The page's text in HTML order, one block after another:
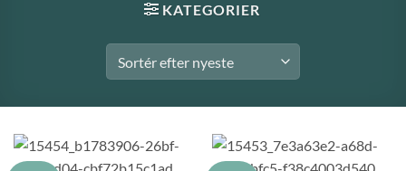
KATEGORIER